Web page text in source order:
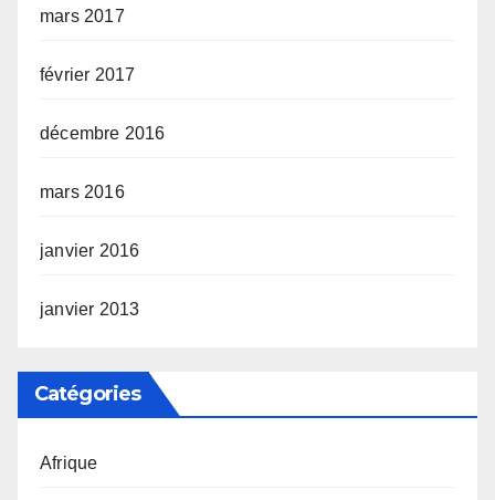
mars 2017
février 2017
décembre 2016
mars 2016
janvier 2016
janvier 2013
Catégories
Afrique